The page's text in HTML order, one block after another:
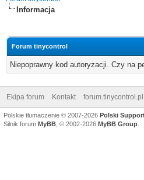
Informacja
Forum tinycontrol
Niepoprawny kod autoryzacji. Czy na
Ekipa forum Kontakt forum.tinycontrol.pl
Polskie tłumaczenie © 2007-2026 Polski
Silnik forum MyBB , © 2002-2026 MyBB Group